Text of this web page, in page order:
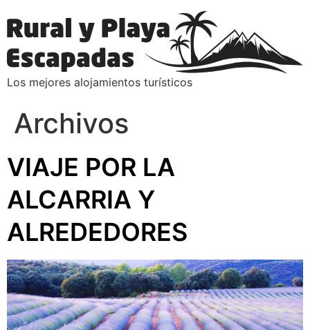
Los mejores alojamientos turísticos
Archivos
VIAJE POR LA
ALCARRIA Y
ALREDEDORES